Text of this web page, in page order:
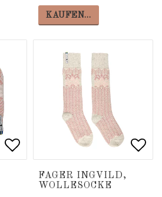
KAUFEN…
Add to list of favorites
Add to list of favorites
FAGER INGVILD,
WOLLESOCKE